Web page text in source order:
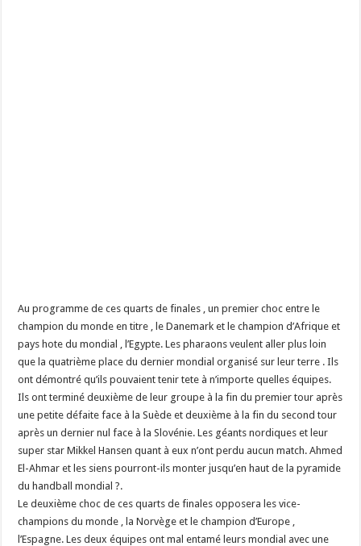
Au programme de ces quarts de finales , un premier choc entre le
champion du monde en titre , le Danemark et le champion d’Afrique et
pays hote du mondial , l’Egypte. Les pharaons veulent aller plus loin
que la quatrième place du dernier mondial organisé sur leur terre . Ils
ont démontré qu’ils pouvaient tenir tete à n’importe quelles équipes.
Ils ont terminé deuxième de leur groupe à la fin du premier tour après
une petite défaite face à la Suède et deuxième à la fin du second tour
après un dernier nul face à la Slovénie. Les géants nordiques et leur
super star Mikkel Hansen quant à eux n’ont perdu aucun match. Ahmed
El-Ahmar et les siens pourront-ils monter jusqu’en haut de la pyramide
du handball mondial ?.
Le deuxième choc de ces quarts de finales opposera les vice-
champions du monde , la Norvège et le champion d’Europe ,
l’Espagne. Les deux équipes ont mal entamé leurs mondial avec une